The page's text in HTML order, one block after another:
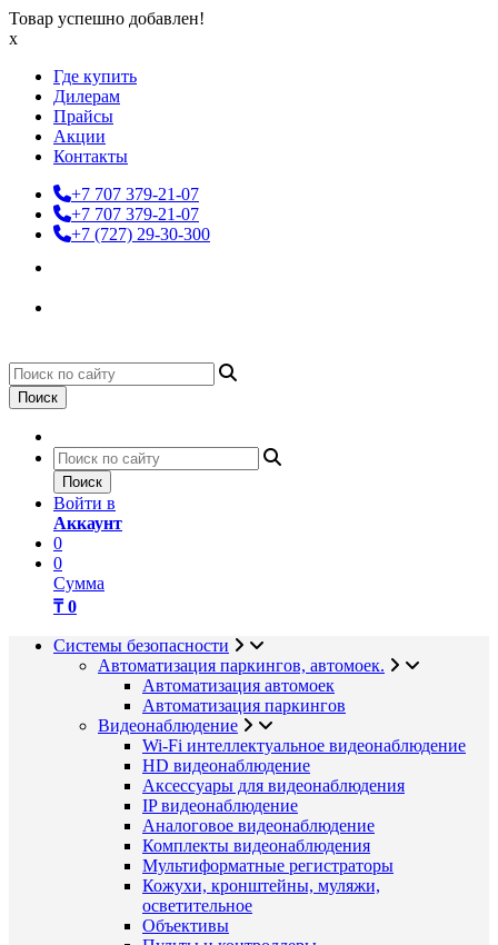
Товар успешно добавлен!
x
Где купить
Дилерам
Прайсы
Акции
Контакты
+7 707 379-21-07
+7 707 379-21-07
+7 (727) 29-30-300
Поиск
Поиск
Войти в
Аккаунт
0
0
Сумма
₸ 0
Системы безопасности
Автоматизация паркингов, автомоек.
Автоматизация автомоек
Автоматизация паркингов
Видеонаблюдение
Wi-Fi интеллектуальное видеонаблюдение
HD видеонаблюдение
Аксессуары для видеонаблюдения
IP видеонаблюдение
Аналоговое видеонаблюдение
Комплекты видеонаблюдения
Мультиформатные регистраторы
Кожухи, кронштейны, муляжи,
осветительное
Объективы